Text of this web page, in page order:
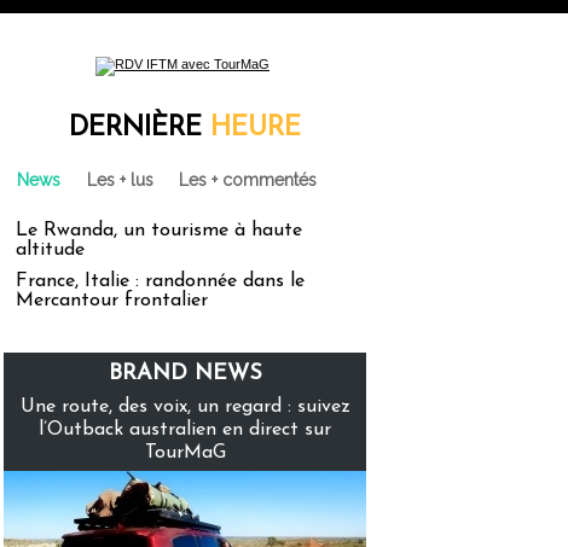
DERNIÈRE HEURE
News Les + lus Les + commentés
Le Rwanda, un tourisme à haute
altitude
France, Italie : randonnée dans le
Mercantour frontalier
BRAND NEWS
Une route, des voix, un regard : suivez
l’Outback australien en direct sur
TourMaG